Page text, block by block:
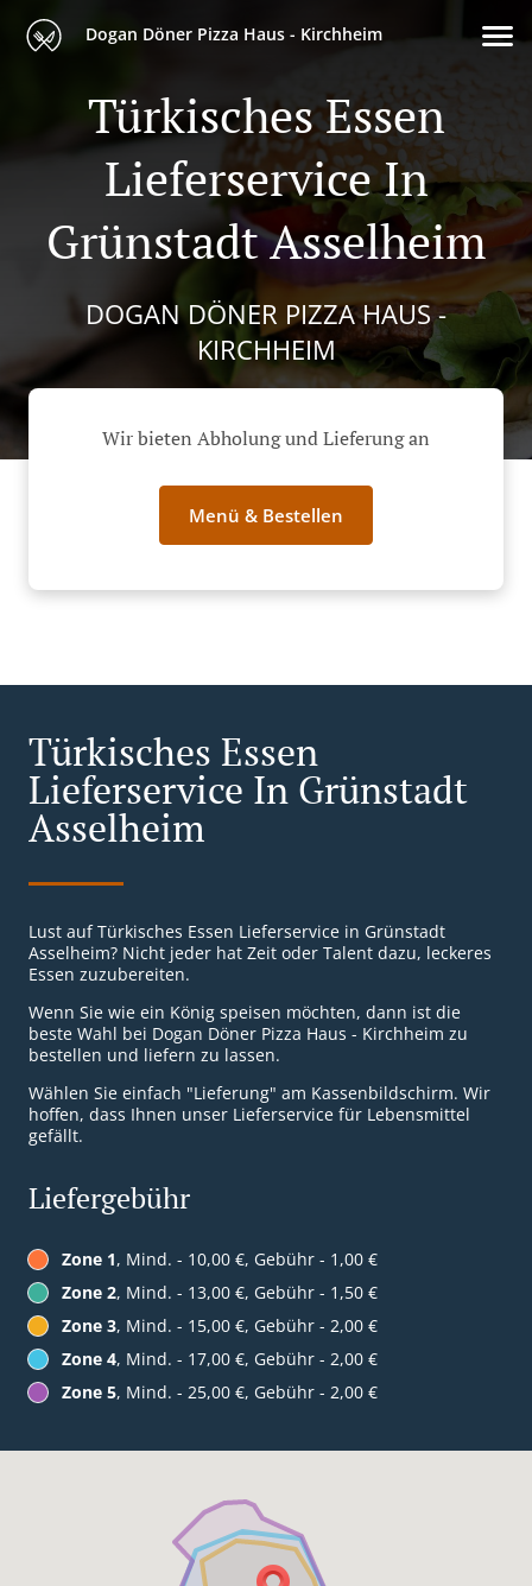
Dogan Döner Pizza Haus - Kirchheim
Türkisches Essen
Lieferservice In
Grünstadt Asselheim
DOGAN DÖNER PIZZA HAUS -
KIRCHHEIM
Wir bieten Abholung und Lieferung an
Menü & Bestellen
Türkisches Essen
Lieferservice In Grünstadt
Asselheim
Lust auf Türkisches Essen Lieferservice in Grünstadt
Asselheim? Nicht jeder hat Zeit oder Talent dazu, leckeres
Essen zuzubereiten.
Wenn Sie wie ein König speisen möchten, dann ist die
beste Wahl bei Dogan Döner Pizza Haus - Kirchheim zu
bestellen und liefern zu lassen.
Wählen Sie einfach "Lieferung" am Kassenbildschirm. Wir
hoffen, dass Ihnen unser Lieferservice für Lebensmittel
gefällt.
Liefergebühr
Zone 1, Mind. - 10,00 €, Gebühr - 1,00 €
Zone 2, Mind. - 13,00 €, Gebühr - 1,50 €
Zone 3, Mind. - 15,00 €, Gebühr - 2,00 €
Zone 4, Mind. - 17,00 €, Gebühr - 2,00 €
Zone 5, Mind. - 25,00 €, Gebühr - 2,00 €